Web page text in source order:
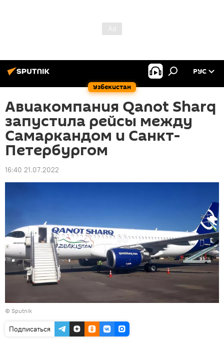
Узбекистан
РУС
Авиакомпания Qanot Sharq
запустила рейсы между
Самаркандом и Санкт-
Петербургом
16:40 21.07.2022
© Sputnik
Подписаться